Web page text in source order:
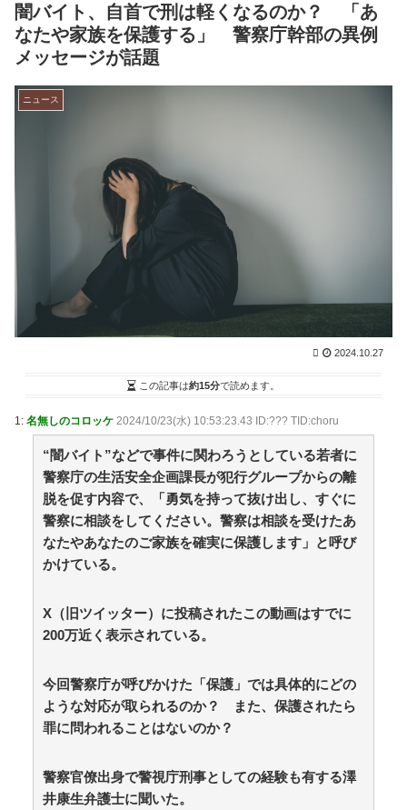
【短編 ヴィクターはエインフェリアを集めるようで
す】 その８０ / まとめるZ
NEW! (8/9 11:04)
【新公用車】高市早苗首相、推定3000万円以上のSUV
タイプ 贅を尽くした後部座席でたばこを吸うのが至福
の時間か どんどん延びる乗車時間 / まとめるZ NEW!
(8/9 11:04)
東京駅周辺でおすすめの飲食店教えて / NEWまとめサ
イトアンテナ！ NEW!
【動画】ルビィちゃん、浜田雅功に首を絞められたせ
いで段々おかしな仕事が増える / NEWまとめサイトアン
NEW! (8/9 11:00)
【悲報】恋人がいる率、ちょっと異常 / NEWまとめサ
イトアンテナ！
【ネット史】「鏡の中のアクトレス事件」夫は正しか
ったのに、なぜ喧嘩は終わらなかったのか / NEWまとめ
サイトアンテナ！
(8/9 11:00)
人気外国人YouTuberさん、日本で〇〇する動画を投稿
して終わる・・・ / NEWまとめサイトアンテナ！ NEW!
【議論】「宇宙の謎」と「死後の世界」って結局どこ
かで繋がってるよな？ / VIP・ネタ・オールジャンル –
New World Antenna NEW!
36歳の彼女と結婚したいのに、家族が猛反対。家族か
ら信じられない言葉が飛び出した… 他 / 2chnaviヘッド
ライン (12/24 07:00)
Powered by livedoor 相互RSS
ぜんぶ私が中心、そう思った瞬間から歪み出す
【新公用車】高市早苗首相、推定3000万円以上のSUV
タイプ 贅を尽くした後部座席でたばこを吸うのが至福
元ジャンポケ斎藤さん、求刑直後微妙な髪形でライブ
配信してギフトをねだる / 5chまとめMAP(総合) NEW!
(8/9 11:09)
【朗報】みい山作者・亜月ねねちゃんがチョロくて可
愛い / 5chまとめMAP(総合)
闇バイト、自首で刑は軽くなるのか？ 「あ
なたや家族を保護する」 警察庁幹部の異例
メッセージが話題
ニュース
2024.10.27
この記事は約15分で読めます。
1: 名無しのコロッケ 2024/10/23(水) 10:53:23.43 ID:??? TID:choru
“闇バイト”などで事件に関わろうとしている若者に
警察庁の生活安全企画課長が犯行グループからの離
脱を促す内容で、「勇気を持って抜け出し、すぐに
警察に相談をしてください。警察は相談を受けたあ
なたやあなたのご家族を確実に保護します」と呼び
かけている。
X（旧ツイッター）に投稿されたこの動画はすでに
200万近く表示されている。
今回警察庁が呼びかけた「保護」では具体的にどの
ような対応が取られるのか？ また、保護されたら
罪に問われることはないのか？
警察官僚出身で警視庁刑事としての経験も有する澤
井康生弁護士に聞いた。